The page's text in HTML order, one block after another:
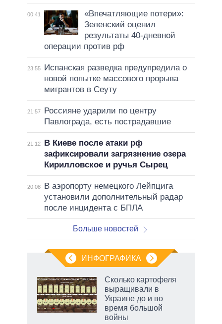
00:41
«Впечатляющие потери»:
Зеленский оценил
результаты 40-дневной
операции против рф
23:55
Испанская разведка предупредила о
новой попытке массового прорыва
мигрантов в Сеуту
21:57
Россияне ударили по центру
Павлограда, есть пострадавшие
21:12
В Киеве после атаки рф
зафиксировали загрязнение озера
Кирилловское и ручья Сырец
20:08
В аэропорту немецкого Лейпцига
установили дополнительный радар
после инцидента с БПЛА
Больше новостей
ИНФОГРАФИКА
Сколько картофеля
выращивали в
Украине до и во
время большой
войны